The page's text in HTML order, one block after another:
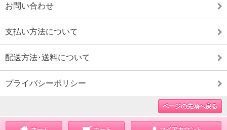
お問い合わせ
支払い方法について
配送方法･送料について
プライバシーポリシー
ページの先頭へ戻る